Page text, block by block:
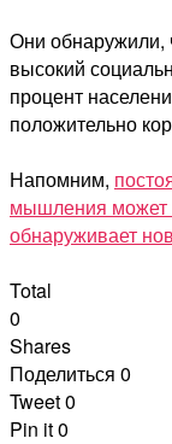
Они обнаружили,
высокий
процент
положительно
Напомним,
мышления может
обнаруживает
Total
0
Shares
Поделиться 0
Tweet0
Pin it0